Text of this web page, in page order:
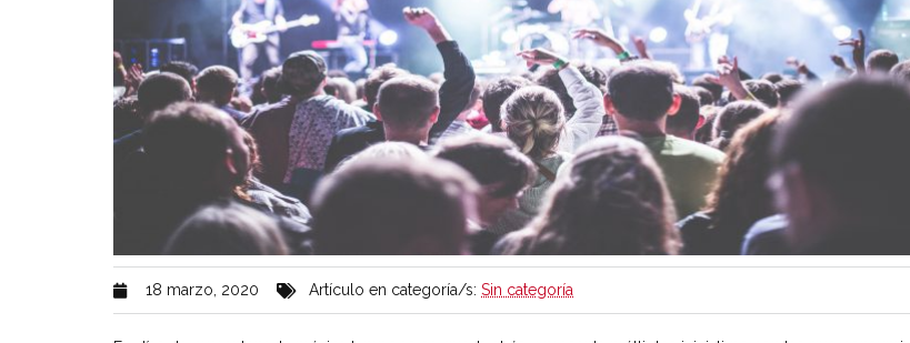
18 marzo, 2020 Artículo en categoría/s: Sin categoría